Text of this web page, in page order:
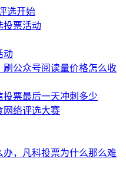
选开始
投票活动
动
公众号阅读量价格怎么收
票最后一天冲刺多少
网络评选大赛
，凡科投票为什么那么难